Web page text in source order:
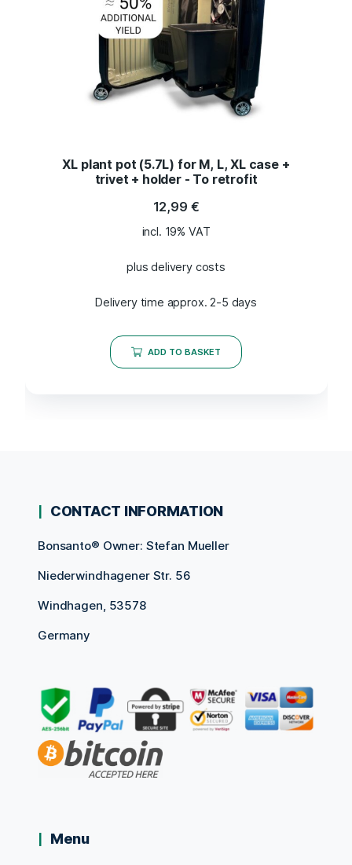
XL plant pot (5.7L) for M, L, XL case +
trivet + holder - To retrofit
12,99 €
incl. 19% VAT
plus delivery costs
Delivery time approx. 2-5 days
ADD TO BASKET
CONTACT INFORMATION
Bonsanto® Owner: Stefan Mueller
Niederwindhagener Str. 56
Windhagen, 53578
Germany
Menu